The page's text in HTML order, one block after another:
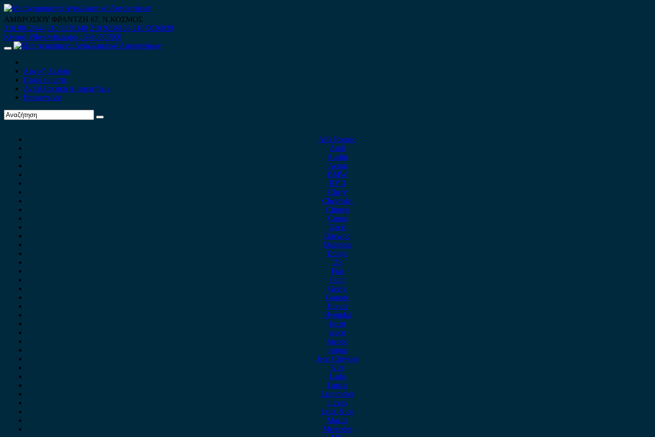
Skip
to
content
ΑΜΒΡΟΣΙΟΥ ΦΡΑΝΤΖΗ 67, Ν.ΚΟΣΜΟΣ
210 9012444 210 9239148 210 9238158 210 9026839
Κινητό-Viber-whatsapp : 6980507900
Primary
Αρχική Σελίδα
Ποιοί είμαστε
Ανταλλακτικά Αυτοκινήτων
Επικοινωνία
Alfa Romeo
Audi
Austin
Acura
BMW
BYD
Chery
Chevrolet
Citroen
Cupra
Dacia
Daewoo
Daihatsu
Dodge
DS
Fiat
Ford
Geely
Gonow
Honda
Hyundai
Isuzu
iveco
Jaecoo
Jaguar
Jeep Chrysler
KIA
Lada
Lancia
Leapmotor
Lexus
Lynk & co
Mazda
Mercedes